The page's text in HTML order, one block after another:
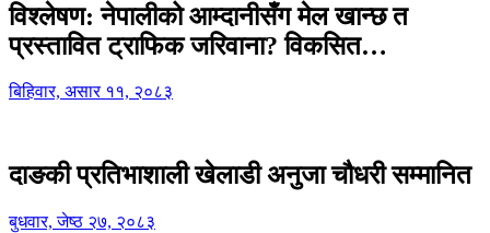
विश्लेषण: नेपालीको आम्दानीसँग मेल खान्छ त
प्रस्तावित ट्राफिक जरिवाना? विकसित…
बिहिवार, असार ११, २०८३
दाङकी प्रतिभाशाली खेलाडी अनुजा चौधरी सम्मानित
बुधवार, जेष्ठ २७, २०८३